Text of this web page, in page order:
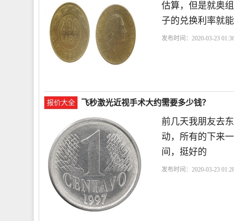
估算，但是就奥
子的兑换利率就
发布时间：2020-03-23
报价大全 飞秒激光近视手术大约需要多少钱？
前几天我朋友去
动，所有的下来
间，挺好的
发布时间：2020-03-23